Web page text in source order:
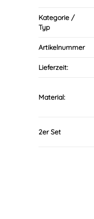
Kategorie /
Typ
Artikelnummer
Lieferzeit:
Material:
2er Set